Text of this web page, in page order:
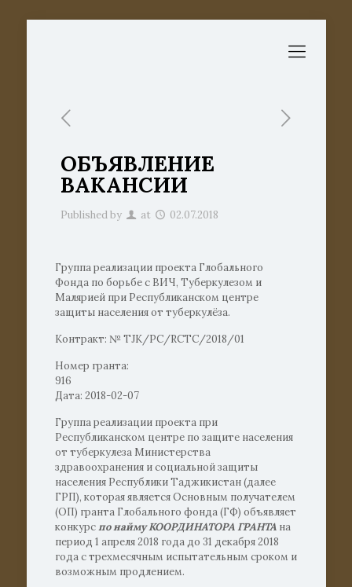
ОБЪЯВЛЕНИЕ
ВАКАНСИИ
Published by at 02.07.2018
Группа реализации проекта Глобального
Фонда по борьбе с ВИЧ, Туберкулезом и
Малярией при Республиканском центре
защиты населения от туберкулёза.
Контракт: № TJK/PC/RCTC/2018/01
Номер гранта:
916
Дата: 2018-02-07
Группа реализации проекта при
Республиканском центре по защите населения
от туберкулеза Министерства
здравоохранения и социальной защиты
населения Республики Таджикистан (далее
ГРП), которая является Основным получателем
(ОП) гранта Глобального фонда (ГФ) объявляет
конкурспо найму КООРДИНАТОРА ГРАНТА на
период 1 апреля 2018 года до 31 декабря 2018
года с трехмесячным испытательным сроком и
возможным продлением.